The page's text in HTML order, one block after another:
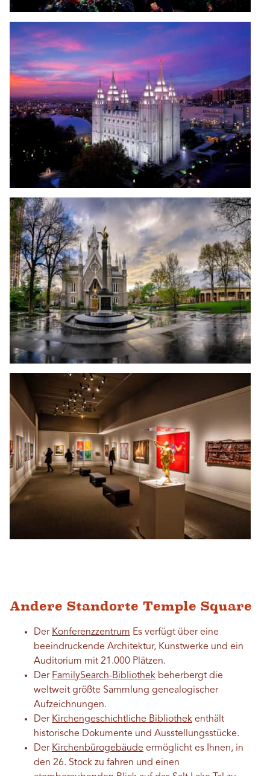
Andere Standorte Temple Square
Der Konferenzzentrum Es verfügt über eine
beeindruckende Architektur, Kunstwerke und ein
Auditorium mit 21.000 Plätzen.
Der FamilySearch-Bibliothek beherbergt die
weltweit größte Sammlung genealogischer
Aufzeichnungen.
Der Kirchengeschichtliche Bibliothek enthält
historische Dokumente und Ausstellungsstücke.
Der Kirchenbürogebäude ermöglicht es Ihnen, in
den 26. Stock zu fahren und einen